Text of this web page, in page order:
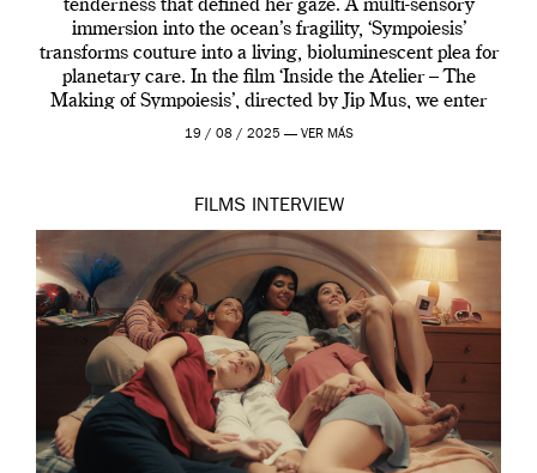
tenderness that defined her gaze. A multi-sensory
immersion into the ocean’s fragility, ‘Sympoiesis’
transforms couture into a living, bioluminescent plea for
planetary care. In the film ‘Inside the Atelier – The
Making of Sympoiesis’, directed by Jip Mus, we enter
the sacred space where Iris van Herpen’s […]
19 / 08 / 2025 — VER MÁS
FILMS INTERVIEW